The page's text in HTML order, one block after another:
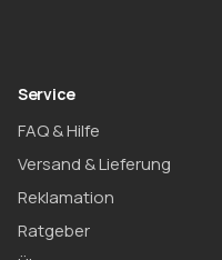
Service
FAQ & Hilfe
Versand & Lieferung
Reklamation
Ratgeber